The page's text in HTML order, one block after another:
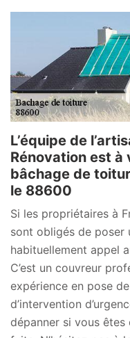
L’équipe de
Rénovation est à
bâchage de
le 88600
Si les propriétaires à
sont obligés de poser
habituellement appel
C’est un couvreur
expérience en pose
d’intervention
dépanner si vous